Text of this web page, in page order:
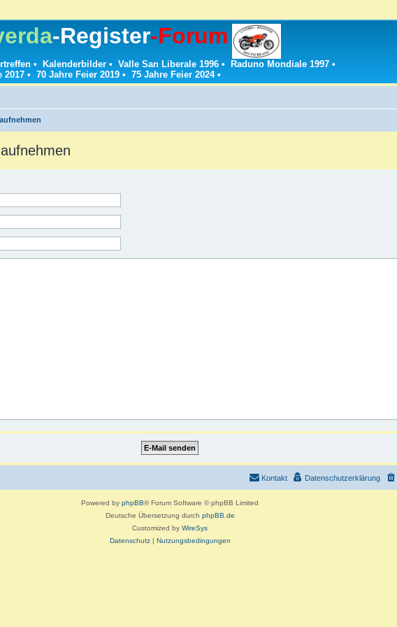
-Register-Forum
• Kalenderbilder • Valle San Liberale 1996 • Raduno Mondiale 1997 •
2017 • 70 Jahre Feier 2019 • 75 Jahre Feier 2024•
Datenschutzerklärung
Kontakt
Powered by phpBB® Forum Software © phpBB Limited
Deutsche Übersetzung durch phpBB.de
Customized by WireSys
Datenschutz| Nutzungsbedingungen